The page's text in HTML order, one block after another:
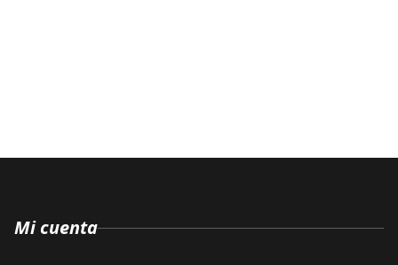
Mi cuenta